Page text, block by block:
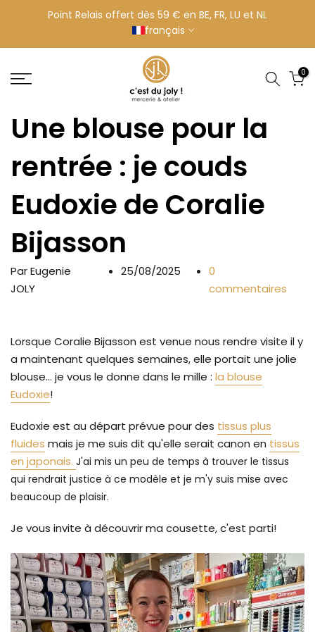
contenu
Point Relais offert dès 59 € en BE, FR, LU et NL
français
0
Une blouse pour la
rentrée : je couds
Eudoxie de Coralie
Bijasson
Par Eugenie
JOLY
25/08/2025
0
commentaires
Lorsque Coralie Bijasson est venue nous rendre visite il y
a maintenant quelques semaines, elle portait une jolie
blouse... je vous le donne dans le mille : la blouse
Eudoxie!
Eudoxie est au départ prévue pour des tissus plus
fluides mais je me suis dit qu'elle serait canon en tissus
en japonais. J'ai mis un peu de temps à trouver le tissus
qui rendrait justice à ce modèle et je m'y suis mise avec
beaucoup de plaisir.
Je vous invite à découvrir ma cousette, c'est parti!